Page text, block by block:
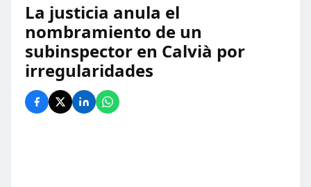
La justicia anula el
nombramiento de un
subinspector en Calvià por
irregularidades